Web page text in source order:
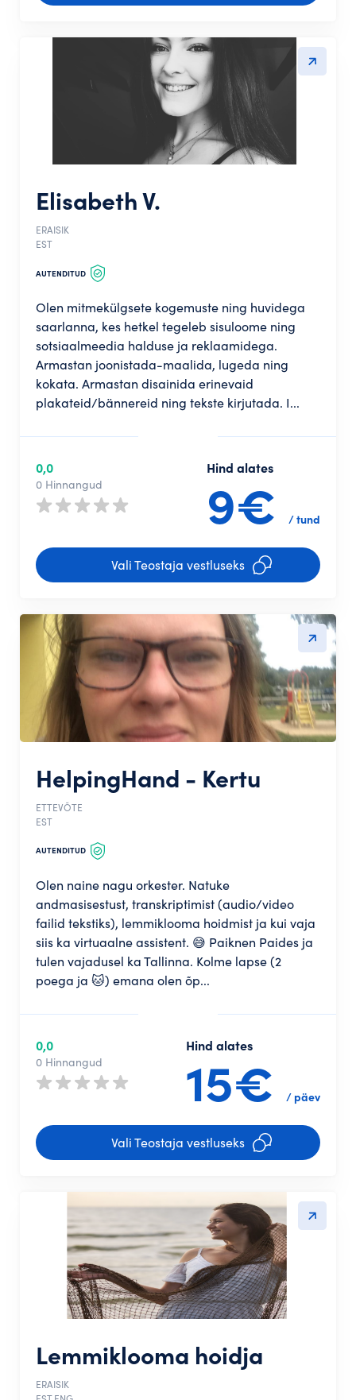
Elisabeth V.
ERAISIK
EST
AUTENDITUD
Olen mitmekülgsete kogemuste ning huvidega
saarlanna, kes hetkel tegeleb sisuloome ning
sotsiaalmeedia halduse ja reklaamidega.
Armastan joonistada-maalida, lugeda ning
kokata. Armastan disainida erinevaid
plakateid/bännereid ning tekste kirjutada. I...
Vali Teostaja vestluseks
Hind alates
9€ / tund
0,0
0 Hinnangud
HelpingHand - Kertu
ETTEVÕTE
EST
AUTENDITUD
Olen naine nagu orkester. Natuke
andmasisestust, transkriptimist (audio/video
failid tekstiks), lemmiklooma hoidmist ja kui vaja
siis ka virtuaalne assistent. 😅 Paiknen Paides ja
tulen vajadusel ka Tallinna. Kolme lapse (2
poega ja 🐱) emana olen õp...
Vali Teostaja vestluseks
Hind alates
15€ / päev
0,0
0 Hinnangud
Lemmiklooma hoidja
ERAISIK